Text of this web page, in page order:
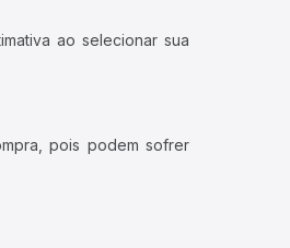
ao selecionar sua
pois podem sofrer